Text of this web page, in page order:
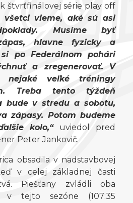
štvrťfinálovej série play off
všetci vieme, aké sú asi
Musíme byť
hlavne fyzicky a
po Federálnom pohári
a zregenerovať. V
veľké tréningy
Treba tento týždeň
bude v stredu a sobotu,
zápasy. Potom budeme
kolo,“uviedol pred
Peter Jankovič.
obsadila v nadstavbovej
v celej základnej časti
Piešťany zvládli oba
v tejto sezóne (107:35